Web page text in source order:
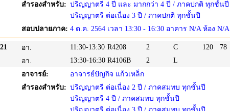
สำรองสำหรับ: ปริญญาตรี 4 ปี และ มากกว่า 4 ปี / ภาคปกติ ทุกชั้นปี
ปริญญาตรี ต่อเนื่อง 3 ปี / ภาคปกติ ทุกชั้นปี
สอบปลายภาค: 4 ต.ค. 2564 เวลา 13:30 - 16:30 อาคาร N/A ห้อง N/A
อา. 11:30-13:30 R4208 2 C 120 78
อา.
13:30-16:30 R4106B 2
L
อาจารย์:
อาจารย์ปัญกิจ แก้วเหล็ก
สำรองสำหรับ: ปริญญาตรี ต่อเนื่อง 2 ปี / ภาคสมทบ ทุกชั้นปี
ปริญญาตรี 4 ปี / ภาคสมทบ ทุกชั้นปี